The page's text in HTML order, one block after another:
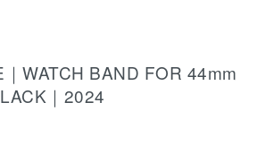
WATCH BAND FOR 44mm
｜2024